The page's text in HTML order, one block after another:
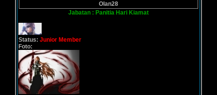
Olan28
Jabatan : Panitia Hari Kiamat
Status: Junior Member
Foto: